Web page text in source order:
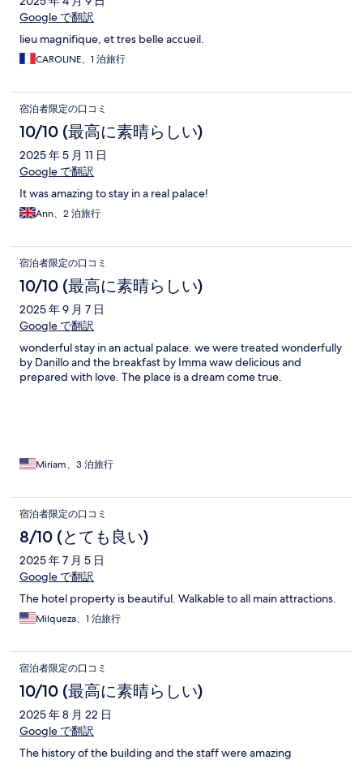
Google で翻訳
lieu magnifique, et tres belle accueil.
CAROLINE、1 泊旅行
宿泊者限定の口コミ
10/10 (最高に素晴らしい)
2025 年 5 月 11 日
Google で翻訳
It was amazing to stay in a real palace!
Ann、2 泊旅行
宿泊者限定の口コミ
10/10 (最高に素晴らしい)
2025 年 9 月 7 日
Google で翻訳
wonderful stay in an actual palace. we were treated wonderfully
by Danillo and the breakfast by Imma waw delicious and
prepared with love. The place is a dream come true.
Miriam、3 泊旅行
宿泊者限定の口コミ
8/10 (とても良い)
2025 年 7 月 5 日
Google で翻訳
The hotel property is beautiful. Walkable to all main attractions.
Milqueza、1 泊旅行
宿泊者限定の口コミ
10/10 (最高に素晴らしい)
2025 年 8 月 22 日
Google で翻訳
The history of the building and the staff were amazing